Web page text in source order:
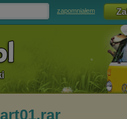
zapomniałem